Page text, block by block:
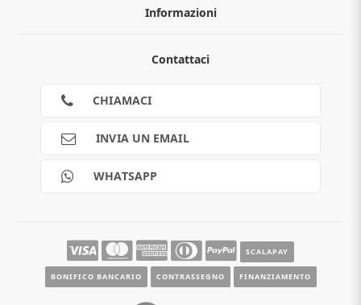
Informazioni
Guida all'acquisto
Scalapay
Contattaci
CHIAMACI
INVIA UN EMAIL
WHATSAPP
SCALAPAY
BONIFICO BANCARIO CONTRASSEGNO FINANZIAMENTO